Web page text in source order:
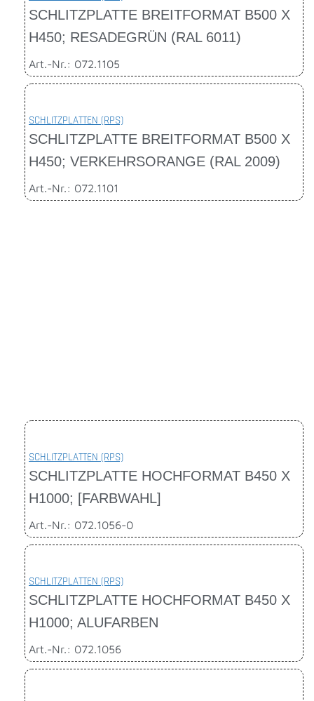
SCHLITZPLATTE BREITFORMAT B500 X
H450; RESADEGRÜN (RAL 6011)
Art.-Nr.: 072.1105
SCHLITZPLATTEN (RPS)
SCHLITZPLATTE BREITFORMAT B500 X
H450; VERKEHRSORANGE (RAL 2009)
Art.-Nr.: 072.1101
SCHLITZPLATTEN (RPS)
SCHLITZPLATTE HOCHFORMAT B450 X
H1000; [FARBWAHL]
Art.-Nr.: 072.1056-0
SCHLITZPLATTEN (RPS)
SCHLITZPLATTE HOCHFORMAT B450 X
H1000; ALUFARBEN
Art.-Nr.: 072.1056